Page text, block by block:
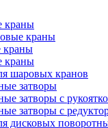
краны
краны
краны
краны
шаровых кранов
затворы
затворы с
затворы с
дисковых